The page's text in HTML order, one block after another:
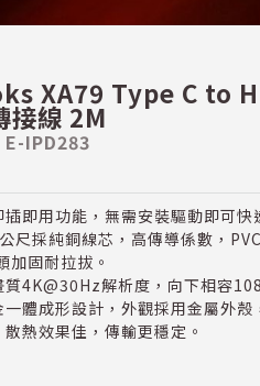
XA79 Type C to
接線 2M
E-IPD283
插即用功能，無需安裝驅動即可快
尺採純銅線芯，高傳導係數，
加固耐拉拔。
質4K@30Hz解析度，向下相容
一體成形設計，外觀採用金屬外殼
散熱效果佳，傳輸更穩定。